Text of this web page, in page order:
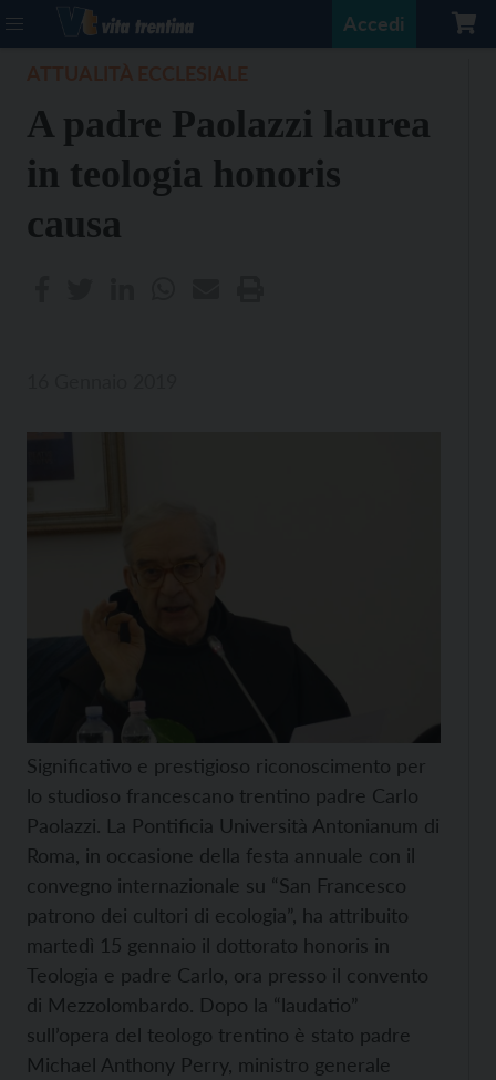
Accedi
A padre Paolazzi laurea
in teologia honoris
causa
Significativo e prestigioso riconoscimento per
lo studioso francescano trentino padre Carlo
Paolazzi. La Pontificia Università Antonianum di
Roma, in occasione della festa annuale con il
convegno internazionale su “San Francesco
patrono dei cultori di ecologia”, ha attribuito
martedì 15 gennaio il dottorato honoris in
Teologia e padre Carlo, ora presso il convento
di Mezzolombardo. Dopo la “laudatio”
sull’opera del teologo trentino è stato padre
Michael Anthony Perry, ministro generale